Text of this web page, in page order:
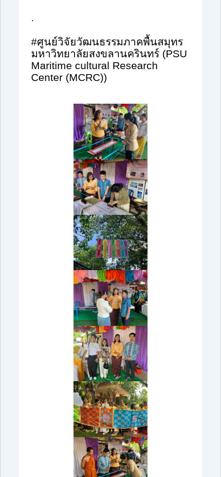
.
#ศูนย์วิจัยวัฒนธรรมภาคพื้นสมุทร
มหาวิทยาลัยสงขลานครินทร์ (PSU
Maritime cultural Research
Center (MCRC))